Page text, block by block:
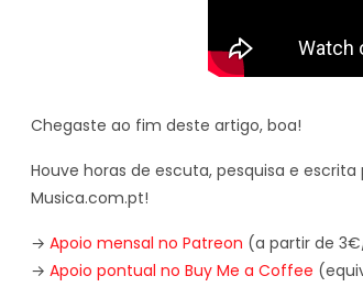
Chegaste ao fim deste artigo, boa!
Houve horas de escuta, pesquisa e
Musica.com.pt!
→ Apoio mensal no Patreon (a partir de
→ Apoio pontual no Buy Me a Coffee